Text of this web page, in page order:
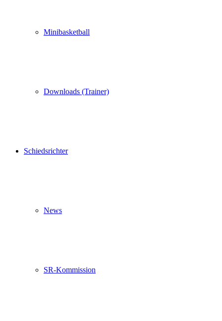
Minibasketball
Downloads (Trainer)
Schiedsrichter
News
SR-Kommission